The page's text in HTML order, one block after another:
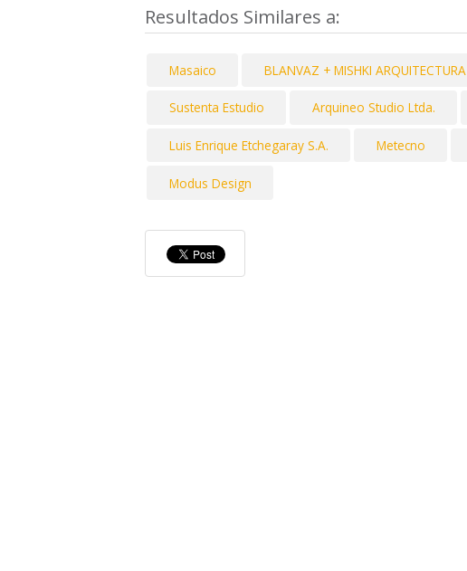
Resultados Similares a:
Masaico BLANVAZ + MISHKI ARQUITECTURA
Sustenta Estudio Arquineo Studio Ltda.
Luis Enrique Etchegaray S.A. Metecno
Modus Design